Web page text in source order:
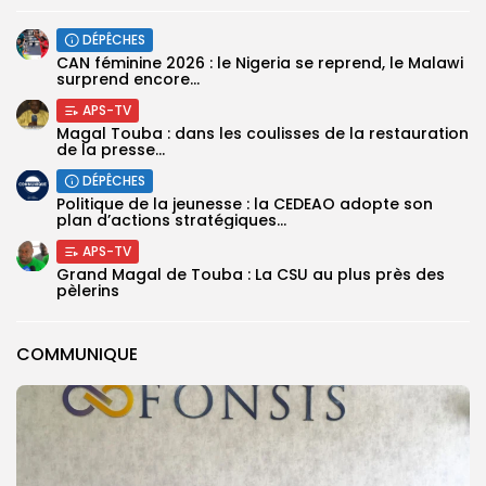
COMMUNIQUE
DÉPÊCHES
‎CAN féminine 2026 : le Nigeria se reprend, le Malawi
surprend encore...
APS-TV
Magal Touba : dans les coulisses de la restauration
de la presse...
DÉPÊCHES
Politique de la jeunesse : la CEDEAO adopte son
plan d’actions stratégiques...
APS-TV
Grand Magal de Touba : La CSU au plus près des
pèlerins